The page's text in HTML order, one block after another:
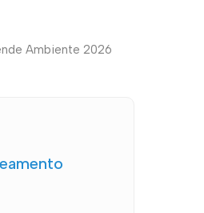
Ambiente 2026